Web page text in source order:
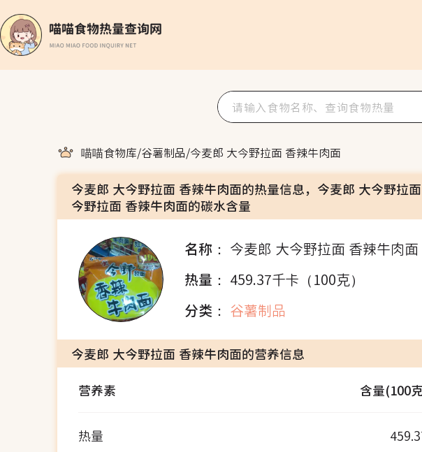
喵喵食物库/谷薯制品/今麦郎 大今野拉面 香辣牛肉面
今麦郎 大今野拉面 香辣牛肉面的热量信息，今麦郎 大今野拉
今野拉面 香辣牛肉面的碳水含量
名称： 今麦郎 大今野拉面 香辣牛肉面
热量： 459.37千卡（100克）
分类： 谷薯制品
今麦郎 大今野拉面 香辣牛肉面的营养信息
营养素
含量(100
热量